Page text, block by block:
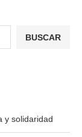
BUSCAR
y solidaridad